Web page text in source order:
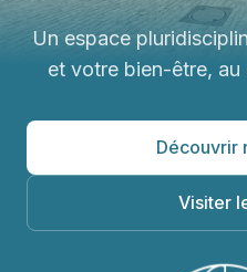
Un espace
et votre bien-être,
Découvrir
Visiter